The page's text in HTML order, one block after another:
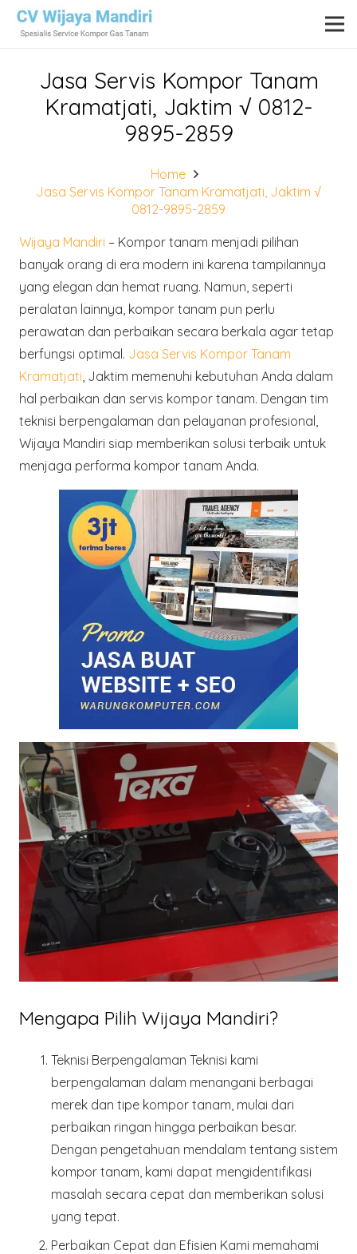
Jasa Servis Kompor Tanam
Kramatjati, Jaktim √ 0812-
9895-2859
Home
Jasa Servis Kompor Tanam Kramatjati, Jaktim √
0812-9895-2859
Wijaya Mandiri – Kompor tanam menjadi pilihan
banyak orang di era modern ini karena tampilannya
yang elegan dan hemat ruang. Namun, seperti
peralatan lainnya, kompor tanam pun perlu
perawatan dan perbaikan secara berkala agar tetap
berfungsi optimal. Jasa Servis Kompor Tanam
Kramatjati, Jaktim memenuhi kebutuhan Anda dalam
hal perbaikan dan servis kompor tanam. Dengan tim
teknisi berpengalaman dan pelayanan profesional,
Wijaya Mandiri siap memberikan solusi terbaik untuk
menjaga performa kompor tanam Anda.
Mengapa Pilih Wijaya Mandiri?
Teknisi Berpengalaman Teknisi kami
berpengalaman dalam menangani berbagai
merek dan tipe kompor tanam, mulai dari
perbaikan ringan hingga perbaikan besar.
Dengan pengetahuan mendalam tentang sistem
kompor tanam, kami dapat mengidentifikasi
masalah secara cepat dan memberikan solusi
yang tepat.
Perbaikan Cepat dan Efisien Kami memahami